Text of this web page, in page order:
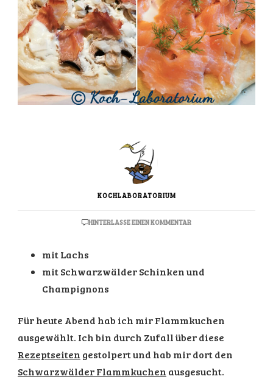
KOCHLABORATORIUM
HINTERLASSE EINEN KOMMENTARZU
mit Lachs
mit Schwarzwälder Schinken und
Champignons
Für heute Abend hab ich mir Flammkuchen
ausgewählt. Ich bin durch Zufall über diese
Rezeptseiten gestolpert und hab mir dort den
Schwarzwälder Flammkuchen ausgesucht.